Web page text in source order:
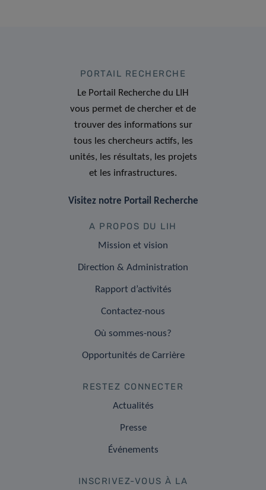
PORTAIL RECHERCHE
Le Portail Recherche du LIH
vous permet de chercher et de
trouver des informations sur
tous les chercheurs actifs, les
unités, les résultats, les projets
et les infrastructures.
Visitez notre Portail Recherche
A PROPOS DU LIH
Mission et vision
Direction & Administration
Rapport d’activités
Contactez-nous
Où sommes-nous?
Opportunités de Carrière
RESTEZ CONNECTER
Actualités
Presse
Événements
INSCRIVEZ-VOUS À LA